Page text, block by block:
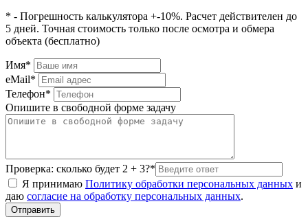
* - Погрешность калькулятора +-10%. Расчет действителен до
5 дней. Точная стоимость только после осмотра и обмера
объекта (бесплатно)
Имя*
eMail*
Телефон*
Опишите в свободной форме задачу
Проверка: сколько будет 2 + 3?*
Я принимаю Политику обработки персональных данных и
даю согласие на обработку персональных данных.